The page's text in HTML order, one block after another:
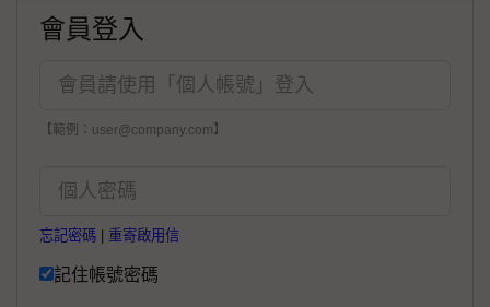
會員登入
【範例：user@company.com】
忘記密碼 重寄啟用信
記住帳號密碼